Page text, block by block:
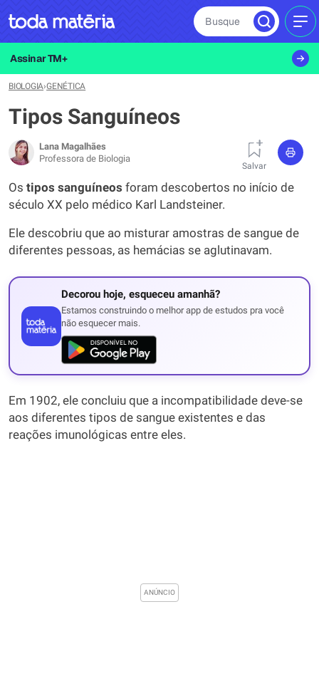
Busque
Assinar TM+
BIOLOGIA›GENÉTICA
Tipos Sanguíneos
Lana Magalhães
Professora de Biologia
Salvar
Os tipos sanguíneos foram descobertos no início de
século XX pelo médico Karl Landsteiner.
Ele descobriu que ao misturar amostras de sangue de
diferentes pessoas, as hemácias se aglutinavam.
Decorou hoje, esqueceu amanhã?
Estamos construindo o melhor app de estudos pra você
não esquecer mais.
Em 1902, ele concluiu que a incompatibilidade deve-se
aos diferentes tipos de sangue existentes e das
reações imunológicas entre eles.